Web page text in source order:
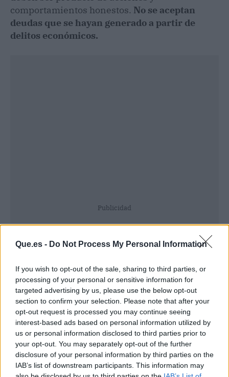
Que.es - Do Not Process My Personal Information
If you wish to opt-out of the sale, sharing to third parties, or
processing of your personal or sensitive information for
targeted advertising by us, please use the below opt-out
section to confirm your selection. Please note that after your
opt-out request is processed you may continue seeing
interest-based ads based on personal information utilized by
us or personal information disclosed to third parties prior to
your opt-out. You may separately opt-out of the further
disclosure of your personal information by third parties on the
IAB’s list of downstream participants. This information may
comportamientos honestos. No se aceptan
deudas que se hayan generado a partir de
delitos económicos.
Publicidad
Finalmente, si la persona ya ha aplicado esta